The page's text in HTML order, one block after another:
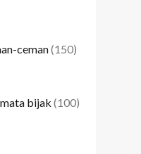
ceman(150)
bijak (100)